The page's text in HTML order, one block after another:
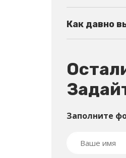
Как давно
Заполните